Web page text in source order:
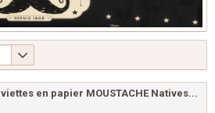
en papier MOUSTACHE Natives...